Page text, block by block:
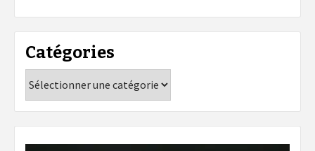
Catégories